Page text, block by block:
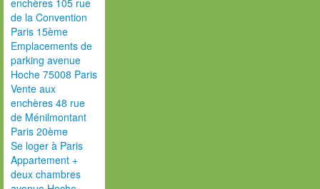
enchères 105 rue
de la Convention
Paris 15ème
Emplacements de
parking avenue
Hoche 75008 Paris
Vente aux
enchères 48 rue
de Ménilmontant
Paris 20ème
Se loger à Paris
Appartement +
deux chambres